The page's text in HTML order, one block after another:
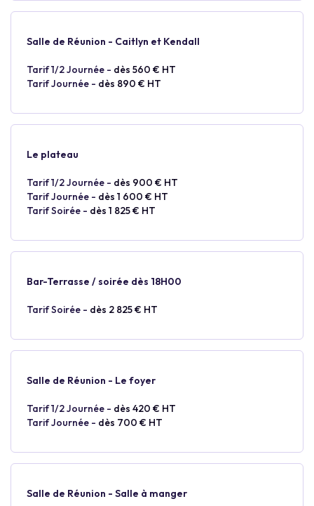
Salle de Réunion - Caitlyn et Kendall
Tarif 1/2 Journée - dès 560 € HT
Tarif Journée - dès 890 € HT
Le plateau
Tarif 1/2 Journée - dès 900 € HT
Tarif Journée - dès 1 600 € HT
Tarif Soirée - dès 1 825 € HT
Bar-Terrasse / soirée dès 18H00
Tarif Soirée - dès 2 825 € HT
Salle de Réunion - Le foyer
Tarif 1/2 Journée - dès 420 € HT
Tarif Journée - dès 700 € HT
Salle de Réunion - Salle à manger